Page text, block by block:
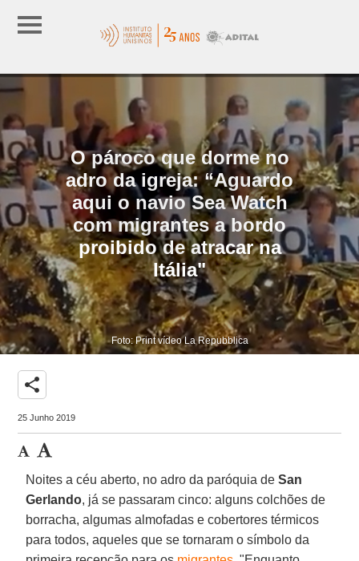
O pároco que dorme no
adro da igreja: “Aguardo
aqui o navio Sea Watch
com migrantes a bordo
proibido de atracar na
Itália"
Foto: Print vídeo La Repubblica
share
25 Junho 2019
Noites a céu aberto, no adro da paróquia deSan
Gerlando, já se passaram cinco: alguns colchões de
borracha, algumas almofadas e cobertores térmicos
para todos, aqueles que se tornaram o símbolo da